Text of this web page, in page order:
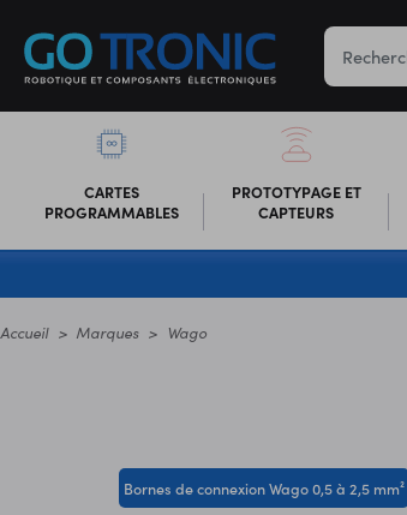
CARTES
PROGRAMMABLES
PROTOTYPAGE ET
CAPTEURS
Accueil Marques Wago
Bornes de connexion Wago 0,5 à 2,5 mm²